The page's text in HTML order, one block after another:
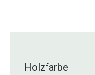
Holzfarbe